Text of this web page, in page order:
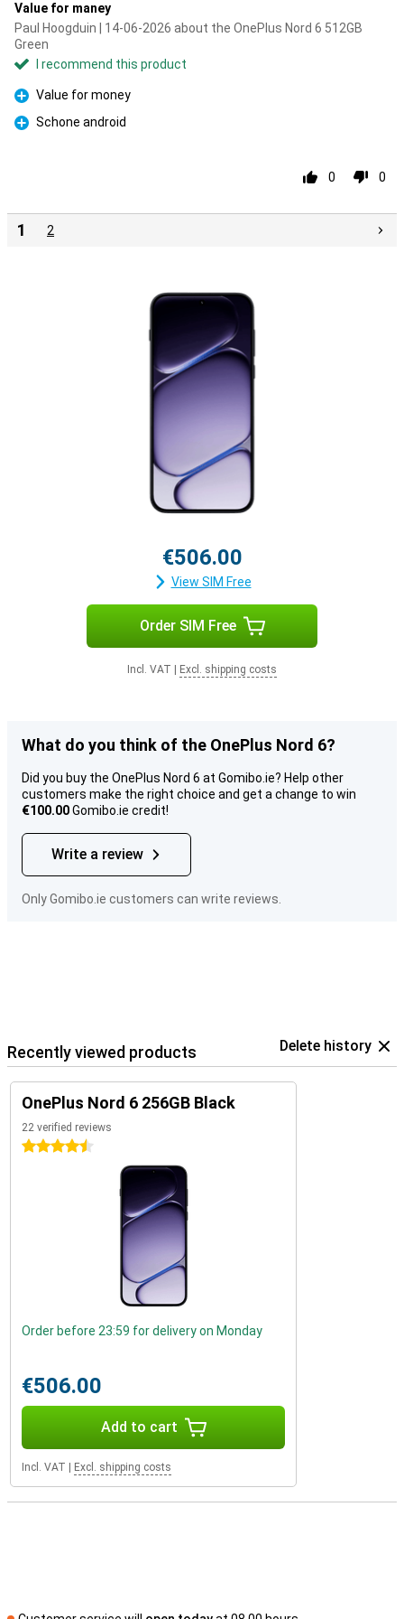
Value for maney
Paul Hoogduin | 14-06-2026 about the OnePlus Nord 6 512GB
Green
I recommend this product
Pro
Value for money
Pro
Schone android
0 0
1 2
€506.00
View SIM Free
Order SIM Free
Incl. VAT Excl. shipping costs
What do you think of the OnePlus Nord 6?
Did you buy the OnePlus Nord 6 at Gomibo.ie? Help other
customers make the right choice and get a change to win
€100.00Gomibo.ie credit!
Write a review
Only Gomibo.ie customers can write reviews.
Recently viewed products Delete history
OnePlus Nord 6 256GB Black
22 verified reviews
4.5 stars
Order before 23:59 for delivery on Monday
€506.00
Add to cart
Incl. VAT Excl. shipping costs